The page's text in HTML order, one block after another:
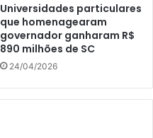
Universidades particulares
que homenagearam
governador ganharam R$
890 milhões de SC
24/04/2026